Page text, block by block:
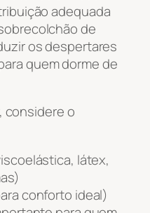
adequada
de
os despertares
quem dorme de
considere o
látex,
conforto ideal)